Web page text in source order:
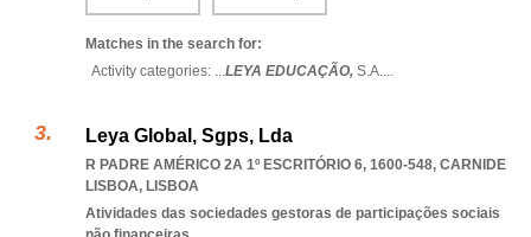
Matches in the search for:
Activity categories: ...LEYA EDUCAÇÃO, S.A....
Leya Global, Sgps, Lda
R PADRE AMÉRICO 2A 1º ESCRITÓRIO 6, 1600-548, CARNIDE
LISBOA, LISBOA
Atividades das sociedades gestoras de participações sociais